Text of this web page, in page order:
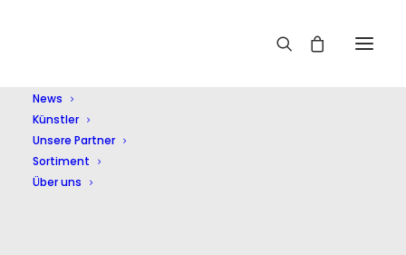
News
Künstler
Unsere Partner
Sortiment
Über uns
Symphonies of the